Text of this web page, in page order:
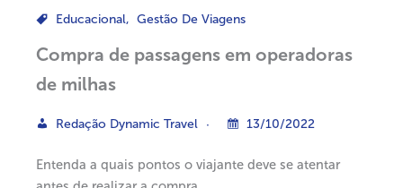
Educacional, Gestão De Viagens
Compra de passagens em operadoras
de milhas
Redação Dynamic Travel 13/10/2022
Entenda a quais pontos o viajante deve se atentar